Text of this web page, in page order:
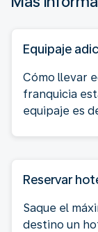
Equipaje
Cómo llevar
franquicia
equipaje es
Reservar
Saque el
destino un